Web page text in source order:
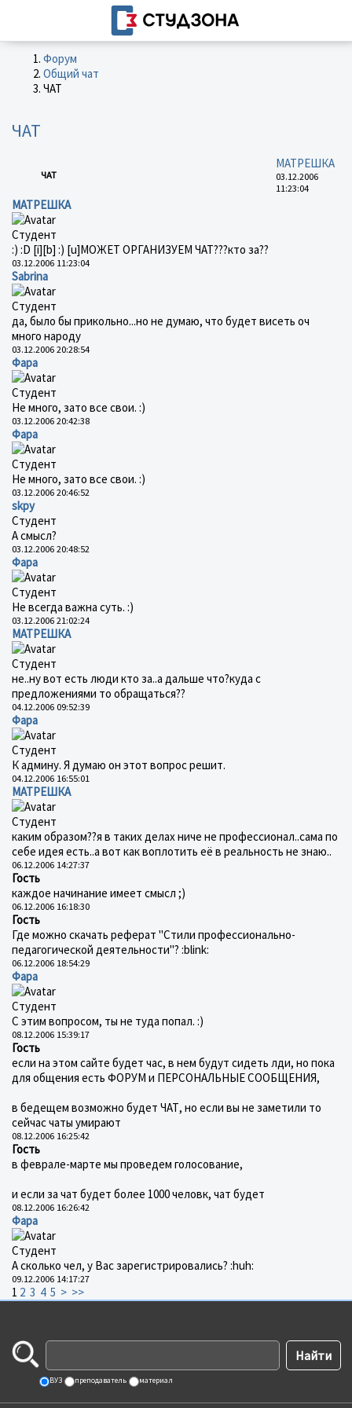
Форум
Общий чат
ЧАТ
ЧАТ
ЧАТ
МАТРЕШКА
03.12.2006
11:23:04
МАТРЕШКА
Студент
:) :D [i][b] :) [u]МОЖЕТ ОРГАНИЗУЕМ ЧАТ???кто за??
03.12.2006 11:23:04
Sabrina
Студент
да, было бы прикольно...но не думаю, что будет висеть оч
много народу
03.12.2006 20:28:54
Фара
Студент
Не много, зато все свои. :)
03.12.2006 20:42:38
Фара
Студент
Не много, зато все свои. :)
03.12.2006 20:46:52
skpy
Студент
А смысл?
03.12.2006 20:48:52
Фара
Студент
Не всегда важна суть. :)
03.12.2006 21:02:24
МАТРЕШКА
Студент
не..ну вот есть люди кто за..а дальше что?куда с
предложениями то обращаться??
04.12.2006 09:52:39
Фара
Студент
К админу. Я думаю он этот вопрос решит.
04.12.2006 16:55:01
МАТРЕШКА
Студент
каким образом??я в таких делах ниче не профессионал..сама по
себе идея есть..а вот как воплотить её в реальность не знаю..
06.12.2006 14:27:37
Гость
каждое начинание имеет смысл ;)
06.12.2006 16:18:30
Гость
Где можно скачать реферат "Стили профессионально-
педагогической деятельности"? :blink:
06.12.2006 18:54:29
Фара
Студент
С этим вопросом, ты не туда попал. :)
08.12.2006 15:39:17
Гость
если на этом сайте будет час, в нем будут сидеть лди, но пока
для общения есть ФОРУМ и ПЕРСОНАЛЬНЫЕ СООБЩЕНИЯ,
в бедещем возможно будет ЧАТ, но если вы не заметили то
сейчас чаты умирают
08.12.2006 16:25:42
Гость
в феврале-марте мы проведем голосование,
и если за чат будет более 1000 человк, чат будет
08.12.2006 16:26:42
Фара
Студент
А сколько чел, у Вас зарегистрировались? :huh:
09.12.2006 14:17:27
1 2 3 4 5 > >>
ВУЗ преподаватель материал